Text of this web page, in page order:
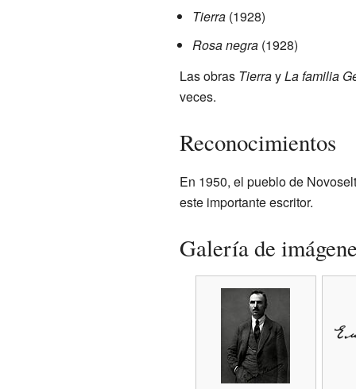
Tierra(1928)
Rosa negra(1928)
Las obras TierrayLa familia
veces.
Reconocimientos
En 1950, el pueblo de
este importante escritor.
Galería de